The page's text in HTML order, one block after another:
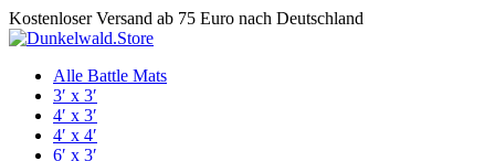
Kostenloser Versand ab 75 Euro nach Deutschland
Alle Battle Mats
3′ x 3′
4′ x 3′
4′ x 4′
6′ x 3′